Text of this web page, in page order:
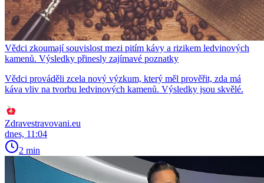
Vědci zkoumají souvislost mezi pitím kávy a rizikem ledvinových
kamenů. Výsledky přinesly zajímavé poznatky
Vědci prováděli zcela nový výzkum, který měl prověřit, zda má
káva vliv na tvorbu ledvinových kamenů. Výsledky jsou skvělé.
Zdravestravovani.eu
dnes, 11:04
2 min